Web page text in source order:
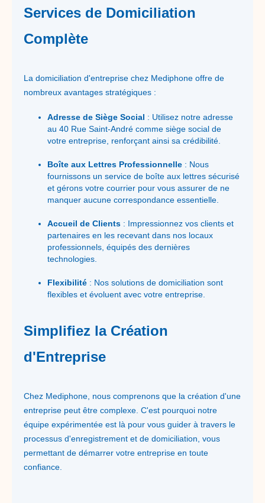
Services de Domiciliation
Complète
La domiciliation d'entreprise chez Mediphone offre de
nombreux avantages stratégiques :
Adresse de Siège Social : Utilisez notre adresse
au 40 Rue Saint-André comme siège social de
votre entreprise, renforçant ainsi sa crédibilité.
Boîte aux Lettres Professionnelle : Nous
fournissons un service de boîte aux lettres sécurisé
et gérons votre courrier pour vous assurer de ne
manquer aucune correspondance essentielle.
Accueil de Clients : Impressionnez vos clients et
partenaires en les recevant dans nos locaux
professionnels, équipés des dernières
technologies.
Flexibilité : Nos solutions de domiciliation sont
flexibles et évoluent avec votre entreprise.
Simplifiez la Création
d'Entreprise
Chez Mediphone, nous comprenons que la création d'une
entreprise peut être complexe. C'est pourquoi notre
équipe expérimentée est là pour vous guider à travers le
processus d'enregistrement et de domiciliation, vous
permettant de démarrer votre entreprise en toute
confiance.